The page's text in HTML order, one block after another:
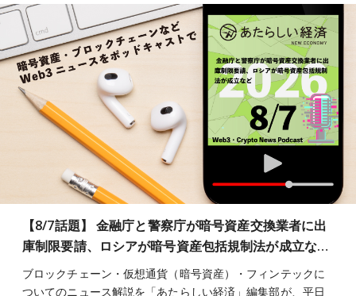
【8/7話題】 金融庁と警察庁が暗号資産交換業者に出
庫制限要請、ロシアが暗号資産包括規制法が成立な…
ブロックチェーン・仮想通貨（暗号資産）・フィンテックに
ついてのニュース解説を「あたらしい経済」編集部が、平日